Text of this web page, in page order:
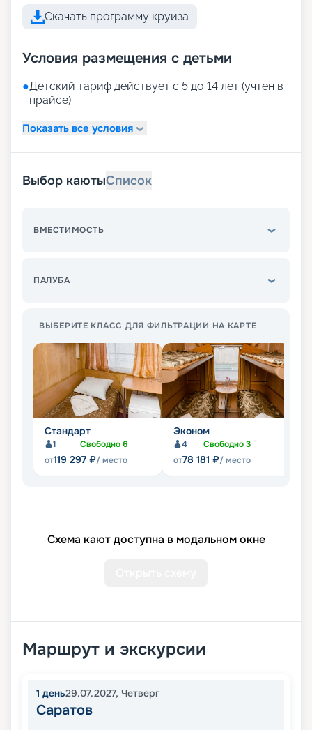
Скачать программу круиза
Условия размещения с детьми
●Детский тариф действует с 5 до 14 лет (учтен в
прайсе).
Показать все условия
Выбор каютыСписок
ВМЕСТИМОСТЬ
ПАЛУБА
ВЫБЕРИТЕ КЛАСС ДЛЯ ФИЛЬТРАЦИИ НА КАРТЕ
Стандарт
1 Свободно6
от119 297 ₽/ место
Эконом
4 Свободно3
от78 181 ₽/ место
Схема кают доступна в модальном окне
Маршрут и экскурсии
1 день29.07.2027, Четверг
Саратов